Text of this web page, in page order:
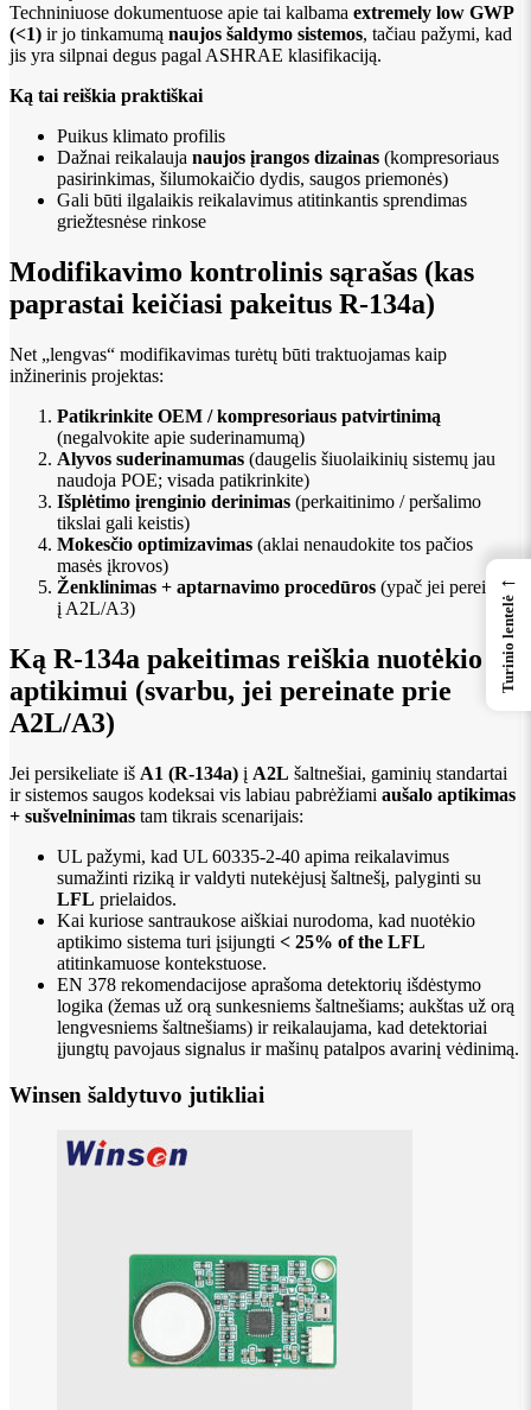
Techniniuose dokumentuose apie tai kalbama extremely low GWP
(<1) ir jo tinkamumą naujos šaldymo sistemos, tačiau pažymi, kad
jis yra silpnai degus pagal ASHRAE klasifikaciją.
Ką tai reiškia praktiškai
Puikus klimato profilis
Dažnai reikalauja naujos įrangos dizainas (kompresoriaus
pasirinkimas, šilumokaičio dydis, saugos priemonės)
Gali būti ilgalaikis reikalavimus atitinkantis sprendimas
griežtesnėse rinkose
Modifikavimo kontrolinis sąrašas (kas
paprastai keičiasi pakeitus R-134a)
Net „lengvas“ modifikavimas turėtų būti traktuojamas kaip
inžinerinis projektas:
Patikrinkite OEM / kompresoriaus patvirtinimą
(negalvokite apie suderinamumą)
Alyvos suderinamumas (daugelis šiuolaikinių sistemų jau
naudoja POE; visada patikrinkite)
Išplėtimo įrenginio derinimas (perkaitinimo / peršalimo
tikslai gali keistis)
Mokesčio optimizavimas (aklai nenaudokite tos pačios
masės įkrovos)
Ženklinimas + aptarnavimo procedūros (ypač jei pereinate
į A2L/A3)
Ką R-134a pakeitimas reiškia nuotėkio
aptikimui (svarbu, jei pereinate prie
A2L/A3)
Jei persikeliate iš A1 (R-134a) į A2L šaltnešiai, gaminių standartai
ir sistemos saugos kodeksai vis labiau pabrėžiami aušalo aptikimas
+ sušvelninimas tam tikrais scenarijais:
UL pažymi, kad UL 60335-2-40 apima reikalavimus
sumažinti riziką ir valdyti nutekėjusį šaltnešį, palyginti su
LFL prielaidos.
Kai kuriose santraukose aiškiai nurodoma, kad nuotėkio
aptikimo sistema turi įsijungti < 25% of the LFL
atitinkamuose kontekstuose.
EN 378 rekomendacijose aprašoma detektorių išdėstymo
logika (žemas už orą sunkesniems šaltnešiams; aukštas už orą
lengvesniems šaltnešiams) ir reikalaujama, kad detektoriai
įjungtų pavojaus signalus ir mašinų patalpos avarinį vėdinimą.
Winsen šaldytuvo jutikliai
←
Turinio lentelė